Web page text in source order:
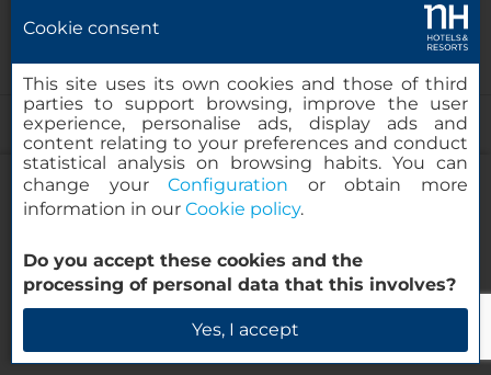
NH Collection Copenhagen
Verificar disponibilidad
Nuestros huéspedes nos
recomiendan:
Excelent hotel
Everything was ok, rooms, cleaning, service,
atention and breakfast. Reception's people were
helpfull and very polite.
Cookie consent
This site uses its own cookies and those of third
parties to support browsing, improve the user
experience, personalise ads, display ads and
content relating to your preferences and conduct
statistical analysis on browsing habits. You can
change yourConfiguration or obtain more
information in our Cookie policy.
Do you accept these cookies and the
processing of personal data that this involves?
Yes, I accept